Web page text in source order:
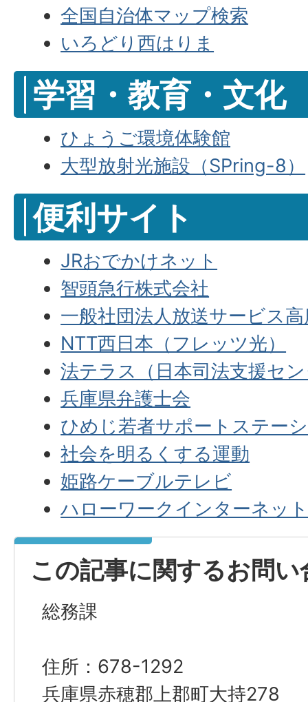
全国自治体マップ検索
いろどり西はりま
学習・教育・文化
ひょうご環境体験館
大型放射光施設（SPring-8）
便利サイト
JRおでかけネット
智頭急行株式会社
一般社団法人放送サービス
NTT西日本（フレッツ光）
法テラス（日本司法支援セ
兵庫県弁護士会
ひめじ若者サポートステー
社会を明るくする運動
姫路ケーブルテレビ
ハローワークインターネッ
この記事に関するお問い
総務課
住所：678-1292
兵庫県赤穂郡上郡町大持278